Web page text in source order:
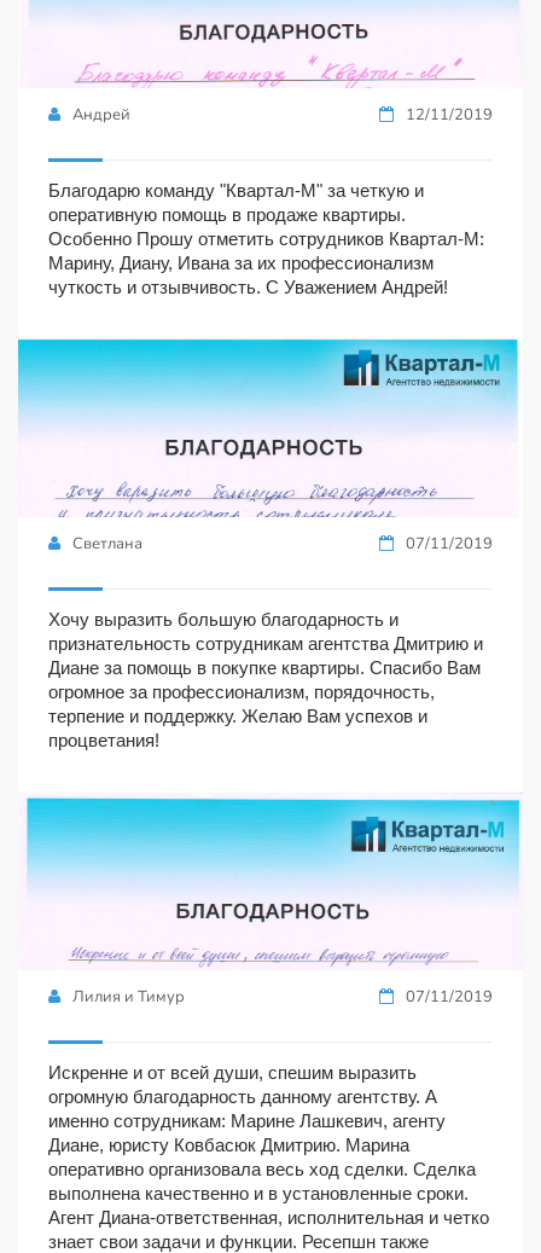
Андрей 12/11/2019
Благодарю команду "Квартал-М" за четкую и
оперативную помощь в продаже квартиры.
Особенно Прошу отметить сотрудников Квартал-М:
Марину, Диану, Ивана за их профессионализм
чуткость и отзывчивость. С Уважением Андрей!
Светлана 07/11/2019
Хочу выразить большую благодарность и
признательность сотрудникам агентства Дмитрию и
Диане за помощь в покупке квартиры. Спасибо Вам
огромное за профессионализм, порядочность,
терпение и поддержку. Желаю Вам успехов и
процветания!
Лилия и Тимур 07/11/2019
Искренне и от всей души, спешим выразить
огромную благодарность данному агентству. А
именно сотрудникам: Марине Лашкевич, агенту
Диане, юристу Ковбасюк Дмитрию. Марина
оперативно организовала весь ход сделки. Сделка
выполнена качественно и в установленные сроки.
Агент Диана-ответственная, исполнительная и четко
знает свои задачи и функции. Ресепшн также